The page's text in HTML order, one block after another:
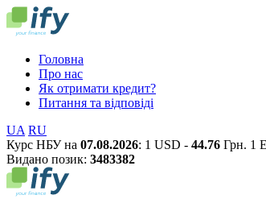
Головна
Про нас
Як отримати кредит?
Питання та відповіді
UA RU
Курс НБУ на 07.08.2026: 1 USD - 44.76 Грн. 1
Видано позик: 3483382